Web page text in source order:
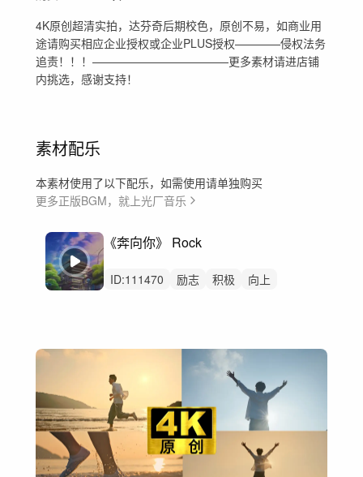
4K原创超清实拍，达芬奇后期校色，原创不易，如商业用
途请购买相应企业授权或企业PLUS授权————侵权法务
追责！！！————————————更多素材请进店铺
内挑选，感谢支持！
素材配乐
本素材使用了以下配乐，如需使用请单独购买
更多正版BGM，就上光厂音乐
《奔向你》 Rock
ID:111470 励志 积极
向上